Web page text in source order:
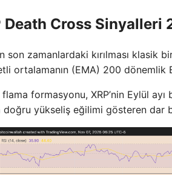
Death Cross Sinyalleri
son zamanlardaki kırılması
ortalamanın (EMA) 200 dönemlik
flama formasyonu, XRP’nin Eylül
yükseliş eğilimi gösteren dar